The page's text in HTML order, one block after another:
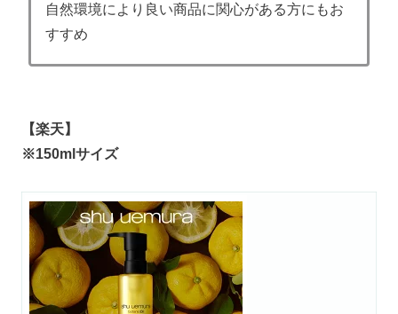
自然環境により良い商品に関心がある方にもお
すすめ
【楽天】
※150mlサイズ